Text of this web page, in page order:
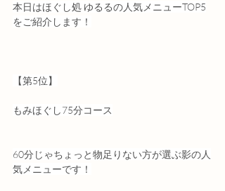
本日はほぐし処 ゆるるの人気メニューTOP5
をご紹介します！
【第5位】
もみほぐし75分コース
60分じゃちょっと物足りない方が選ぶ影の人
気メニューです！